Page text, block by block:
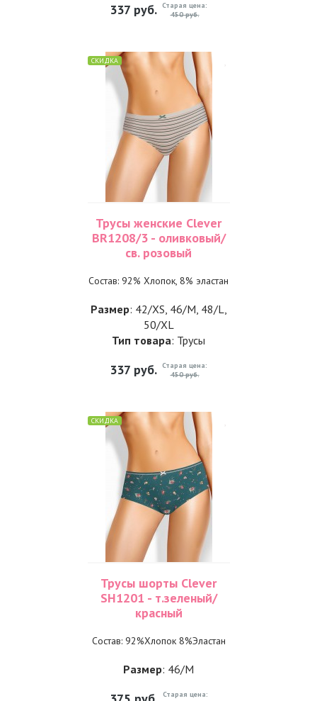
337 руб. Старая цена:
450 руб.
СКИДКА
Трусы женские Clever
BR1208/3 - оливковый/
св. розовый
Состав: 92% Хлопок, 8% эластан
Размер: 42/XS, 46/M, 48/L,
50/XL
Тип товара: Трусы
337 руб. Старая цена:
450 руб.
СКИДКА
Трусы шорты Clever
SH1201 - т.зеленый/
красный
Состав: 92%Хлопок 8%Эластан
Размер: 46/M
Старая цена: